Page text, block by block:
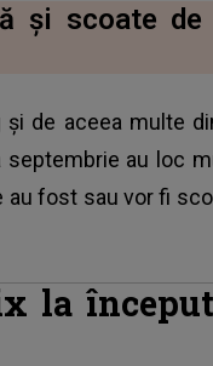
şi scoate de
de aceea multe
au loc
au fost sau vor fi
la